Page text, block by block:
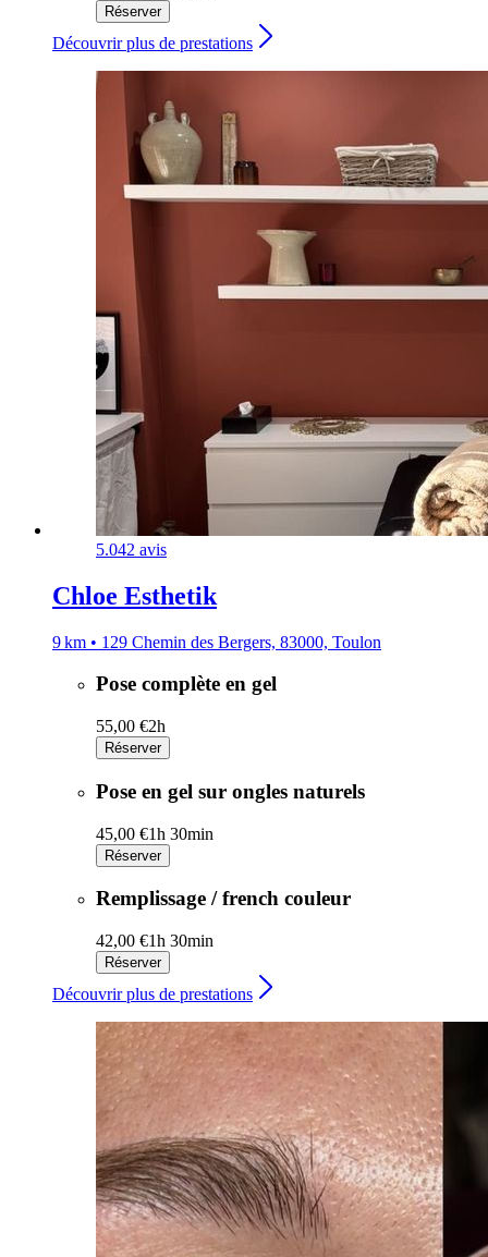
Réserver
Découvrir plus de prestations
5.042 avis
Chloe Esthetik
9 km • 129 Chemin des Bergers, 83000, Toulon
Pose complète en gel
55,00 €2h
Réserver
Pose en gel sur ongles naturels
45,00 €1h 30min
Réserver
Remplissage / french couleur
42,00 €1h 30min
Réserver
Découvrir plus de prestations